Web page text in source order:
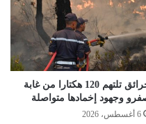
حرائق تلتهم 120 هكتارا من غابة
وجهود إخمادها متواصلة
6 أغسطس، 2026